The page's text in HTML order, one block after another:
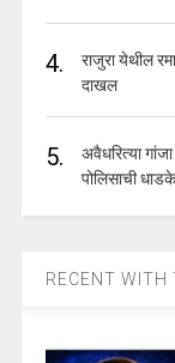
4.
राजुरा येथील
दाखल
5.
अवैधरित्या
पोलिसाची
RECENT WITH